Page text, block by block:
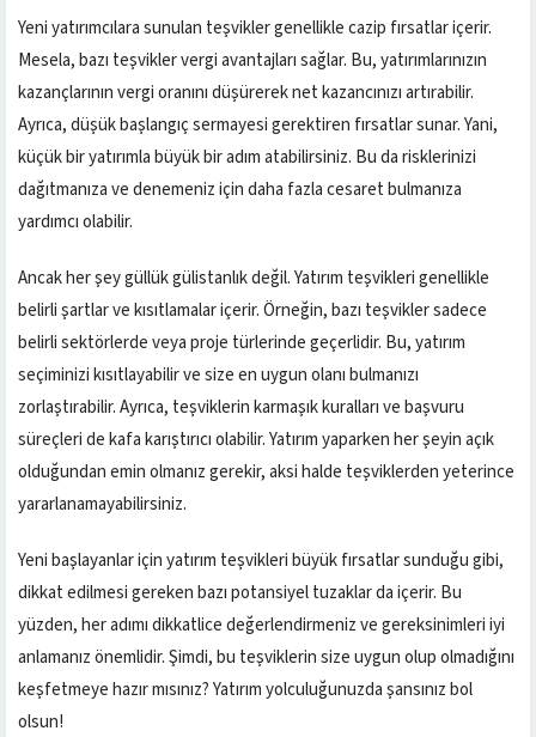
Yeni yatırımcılara sunulan teşvikler genellikle cazip fırsatlar içerir.
Mesela, bazı teşvikler vergi avantajları sağlar. Bu, yatırımlarınızın
kazançlarının vergi oranını düşürerek net kazancınızı artırabilir.
Ayrıca, düşük başlangıç sermayesi gerektiren fırsatlar sunar. Yani,
küçük bir yatırımla büyük bir adım atabilirsiniz. Bu da risklerinizi
dağıtmanıza ve denemeniz için daha fazla cesaret bulmanıza
yardımcı olabilir.
Ancak her şey güllük gülistanlık değil. Yatırım teşvikleri genellikle
belirli şartlar ve kısıtlamalar içerir. Örneğin, bazı teşvikler sadece
belirli sektörlerde veya proje türlerinde geçerlidir. Bu, yatırım
seçiminizi kısıtlayabilir ve size en uygun olanı bulmanızı
zorlaştırabilir. Ayrıca, teşviklerin karmaşık kuralları ve başvuru
süreçleri de kafa karıştırıcı olabilir. Yatırım yaparken her şeyin açık
olduğundan emin olmanız gerekir, aksi halde teşviklerden yeterince
yararlanamayabilirsiniz.
Yeni başlayanlar için yatırım teşvikleri büyük fırsatlar sunduğu gibi,
dikkat edilmesi gereken bazı potansiyel tuzaklar da içerir. Bu
yüzden, her adımı dikkatlice değerlendirmeniz ve gereksinimleri iyi
anlamanız önemlidir. Şimdi, bu teşviklerin size uygun olup olmadığını
keşfetmeye hazır mısınız? Yatırım yolculuğunuzda şansınız bol
olsun!